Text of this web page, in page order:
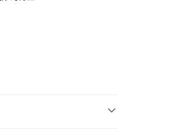
款」的支付方式。 讓您購物簡單
可結帳。